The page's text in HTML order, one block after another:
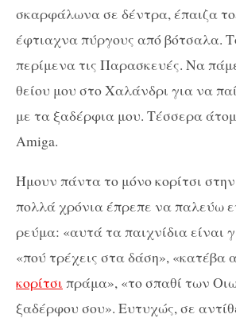
σκαρφάλωνα σε δέντρα, έπαιζα
έφτιαχνα πύργους από βότσαλα.
περίμενα τις Παρασκευές. Να
θείου μου στο Χαλάνδρι για να
με τα ξαδέρφια μου. Τέσσερα
Amiga.
Ήμουν πάντα το μόνο κορίτσι
πολλά χρόνια έπρεπε να παλεύω
ρεύμα: «αυτά τα παιχνίδια είναι
«πού τρέχεις στα δάση», «κατέβα
κορίτσι πράμα», «το σπαθί των
ξαδέρφου σου». Ευτυχώς, σε